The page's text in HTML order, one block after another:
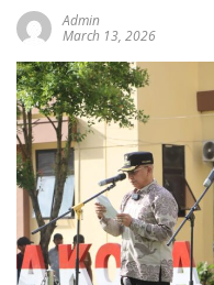
Admin
March 13, 2026